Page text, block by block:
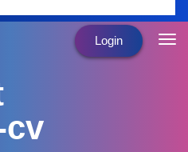
Login
cv